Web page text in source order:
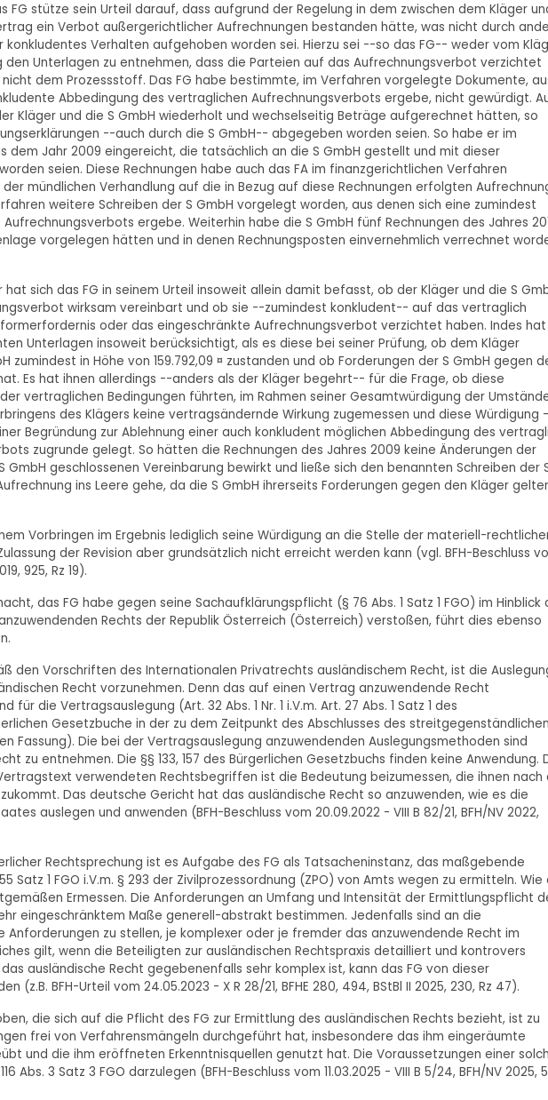
FG stütze sein Urteil darauf, dass aufgrund der Regelung in dem zwischen dem Kläger
ein Verbot außergerichtlicher Aufrechnungen bestanden hätte, was nicht durch
konkludentes Verhalten aufgehoben worden sei. Hierzu sei --so das FG-- weder vom
Unterlagen zu entnehmen, dass die Parteien auf das Aufrechnungsverbot verzichtet
dem Prozessstoff. Das FG habe bestimmte, im Verfahren vorgelegte Dokumente,
Abbedingung des vertraglichen Aufrechnungsverbots ergebe, nicht gewürdigt.
Kläger und die S GmbH wiederholt und wechselseitig Beträge aufgerechnet hätten, so
--auch durch die S GmbH-- abgegeben worden seien. So habe er im
dem Jahr 2009 eingereicht, die tatsächlich an die S GmbH gestellt und mit dieser
seien. Diese Rechnungen habe auch das FA im finanzgerichtlichen Verfahren
mündlichen Verhandlung auf die in Bezug auf diese Rechnungen erfolgten
weitere Schreiben der S GmbH vorgelegt worden, aus denen sich eine zumindest
ergebe. Weiterhin habe die S GmbH fünf Rechnungen des Jahres
vorgelegen hätten und in denen Rechnungsposten einvernehmlich verrechnet
sich das FG in seinem Urteil insoweit allein damit befasst, ob der Kläger und die S
wirksam vereinbart und ob sie --zumindest konkludent-- auf das vertraglich
oder das eingeschränkte Aufrechnungsverbot verzichtet haben. Indes hat
Unterlagen insoweit berücksichtigt, als es diese bei seiner Prüfung, ob dem Kläger
zumindest in Höhe von 159.792,09 ¤ zustanden und ob Forderungen der S GmbH gegen
Es hat ihnen allerdings --anders als der Kläger begehrt-- für die Frage, ob diese
vertraglichen Bedingungen führten, im Rahmen seiner Gesamtwürdigung der
des Klägers keine vertragsändernde Wirkung zugemessen und diese Würdigung
Begründung zur Ablehnung einer auch konkludent möglichen Abbedingung des
zugrunde gelegt. So hätten die Rechnungen des Jahres 2009 keine Änderungen der
GmbH geschlossenen Vereinbarung bewirkt und ließe sich den benannten Schreiben der
ins Leere gehe, da die S GmbH ihrerseits Forderungen gegen den Kläger
Vorbringen im Ergebnis lediglich seine Würdigung an die Stelle der materiell-
der Revision aber grundsätzlich nicht erreicht werden kann (vgl. BFH-Beschluss
925, Rz 19).
das FG habe gegen seine Sachaufklärungspflicht (§ 76 Abs. 1 Satz 1 FGO) im Hinblick
Rechts der Republik Österreich (Österreich) verstoßen, führt dies ebenso
den Vorschriften des Internationalen Privatrechts ausländischem Recht, ist die
Recht vorzunehmen. Denn das auf einen Vertrag anzuwendende Recht
die Vertragsauslegung (Art. 32 Abs. 1 Nr. 1 i.V.m. Art. 27 Abs. 1 Satz 1 des
Gesetzbuche in der zu dem Zeitpunkt des Abschlusses des streitgegenständlichen
Fassung). Die bei der Vertragsauslegung anzuwendenden Auslegungsmethoden sind
zu entnehmen. Die §§ 133, 157 des Bürgerlichen Gesetzbuchs finden keine Anwendung.
verwendeten Rechtsbegriffen ist die Bedeutung beizumessen, die ihnen nach
Das deutsche Gericht hat das ausländische Recht so anzuwenden, wie es die
auslegen und anwenden (BFH-Beschluss vom 20.09.2022 - VIII B 82/21, BFH/NV 2022,
Rechtsprechung ist es Aufgabe des FG als Tatsacheninstanz, das maßgebende
Satz 1 FGO i.V.m. § 293 der Zivilprozessordnung (ZPO) von Amts wegen zu ermitteln. Wie
Ermessen. Die Anforderungen an Umfang und Intensität der Ermittlungspflicht
eingeschränktem Maße generell-abstrakt bestimmen. Jedenfalls sind an die
Anforderungen zu stellen, je komplexer oder je fremder das anzuwendende Recht im
gilt, wenn die Beteiligten zur ausländischen Rechtspraxis detailliert und kontrovers
ausländische Recht gegebenenfalls sehr komplex ist, kann das FG von dieser
(z.B. BFH-Urteil vom 24.05.2023 - X R 28/21, BFHE 280, 494, BStBl II 2025, 230, Rz 47).
die sich auf die Pflicht des FG zur Ermittlung des ausländischen Rechts bezieht, ist zu
frei von Verfahrensmängeln durchgeführt hat, insbesondere das ihm eingeräumte
und die ihm eröffneten Erkenntnisquellen genutzt hat. Die Voraussetzungen einer
Abs. 3 Satz 3 FGO darzulegen (BFH-Beschluss vom 11.03.2025 - VIII B 5/24, BFH/NV 2025,